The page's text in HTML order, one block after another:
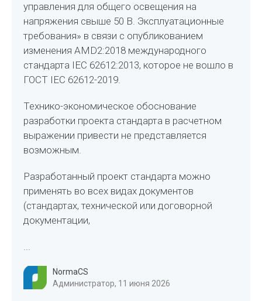
управления для общего освещения на
напряжения свыше 50 В. Эксплуатационные
требования» в связи с опубликованием
изменения AMD2:2018 международного
стандарта IEC 62612:2013, которое не вошло в
ГОСТ IEC 62612-2019.
Технико-экономическое обоснование
разработки проекта стандарта в расчетном
выражении привести не представляется
возможным.
Разработанный проект стандарта можно
применять во всех видах документов
(стандартах, технической или договорной
документации,
...
NormaCS
Администратор, 11 июня 2026